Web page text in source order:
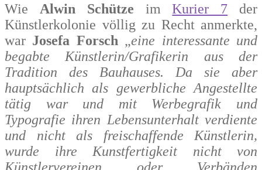
Wie Alwin Schütze imKurier 7 der
Künstlerkolonie völlig zu Recht anmerkte,
war Josefa Forsch „eine interessante und
begabte Künstlerin/Grafikerin aus der
Tradition des Bauhauses. Da sie aber
hauptsächlich als gewerbliche Angestellte
tätig war und mit Werbegrafik und
Typografie ihren Lebensunterhalt verdiente
und nicht als freischaffende Künstlerin,
wurde ihre Kunstfertigkeit nicht von
Künstlervereinen oder Verbänden